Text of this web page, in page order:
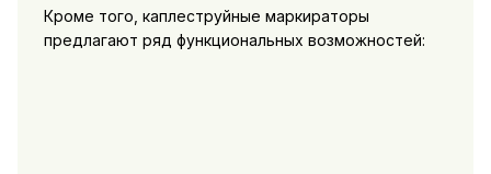
Кроме того, каплеструйные маркираторы
предлагают ряд функциональных возможностей: